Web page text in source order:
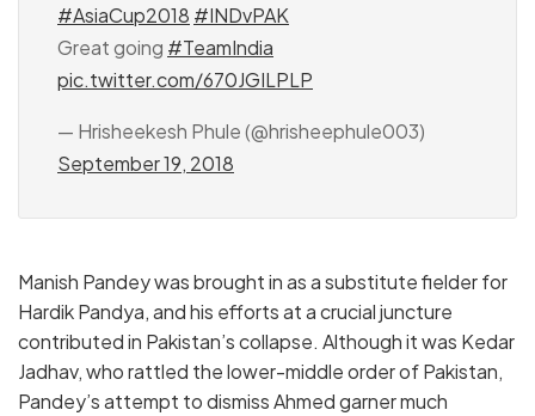
#AsiaCup2018 #INDvPAK
Great going #TeamIndia
pic.twitter.com/670JGILPLP
— Hrisheekesh Phule (@hrisheephule003)
September 19, 2018
Manish Pandey was brought in as a substitute fielder for
Hardik Pandya, and his efforts at a crucial juncture
contributed in Pakistan’s collapse. Although it was Kedar
Jadhav, who rattled the lower-middle order of Pakistan,
Pandey’s attempt to dismiss Ahmed garner much